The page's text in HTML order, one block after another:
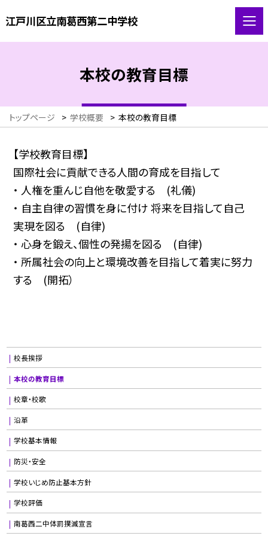
江戸川区立南葛西第二中学校
本校の教育目標
トップページ > 学校概要 > 本校の教育目標
【学校教育目標】
国際社会に貢献できる人間の育成を目指して
・ 人権を重んじ自他を敬愛する (礼儀)
・ 自主自律の習慣を身に付け 将来を目指して自己
実現を図る (自律)
・ 心身を鍛え、個性の発揚を図る (自律)
・ 所属社会の向上と環境改善を目指して着実に努力
する (開拓）
校長挨拶
本校の教育目標
校章・校歌
沿革
学校基本情報
防災・安全
学校いじめ防止基本方針
学校評価
南葛西二中体罰撲滅宣言